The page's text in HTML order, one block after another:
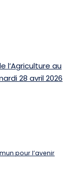
l’Agriculture au
28 avril 2026
pour l’avenir